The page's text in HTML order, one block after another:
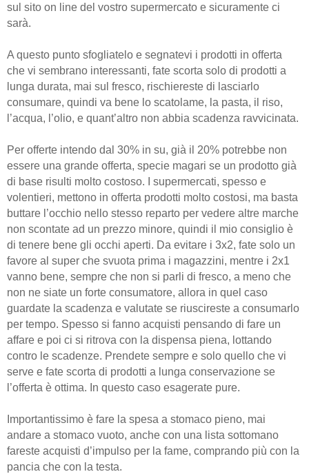
sul sito on line del vostro supermercato e sicuramente ci
sarà.
A questo punto sfogliatelo e segnatevi i prodotti in offerta
che vi sembrano interessanti, fate scorta solo di prodotti a
lunga durata, mai sul fresco, rischiereste di lasciarlo
consumare, quindi va bene lo scatolame, la pasta, il riso,
l’acqua, l’olio, e quant’altro non abbia scadenza ravvicinata.
Per offerte intendo dal 30% in su, già il 20% potrebbe non
essere una grande offerta, specie magari se un prodotto già
di base risulti molto costoso. I supermercati, spesso e
volentieri, mettono in offerta prodotti molto costosi, ma basta
buttare l’occhio nello stesso reparto per vedere altre marche
non scontate ad un prezzo minore, quindi il mio consiglio è
di tenere bene gli occhi aperti. Da evitare i 3x2, fate solo un
favore al super che svuota prima i magazzini, mentre i 2x1
vanno bene, sempre che non si parli di fresco, a meno che
non ne siate un forte consumatore, allora in quel caso
guardate la scadenza e valutate se riuscireste a consumarlo
per tempo. Spesso si fanno acquisti pensando di fare un
affare e poi ci si ritrova con la dispensa piena, lottando
contro le scadenze. Prendete sempre e solo quello che vi
serve e fate scorta di prodotti a lunga conservazione se
l’offerta è ottima. In questo caso esagerate pure.
Importantissimo è fare la spesa a stomaco pieno, mai
andare a stomaco vuoto, anche con una lista sottomano
fareste acquisti d’impulso per la fame, comprando più con la
pancia che con la testa.